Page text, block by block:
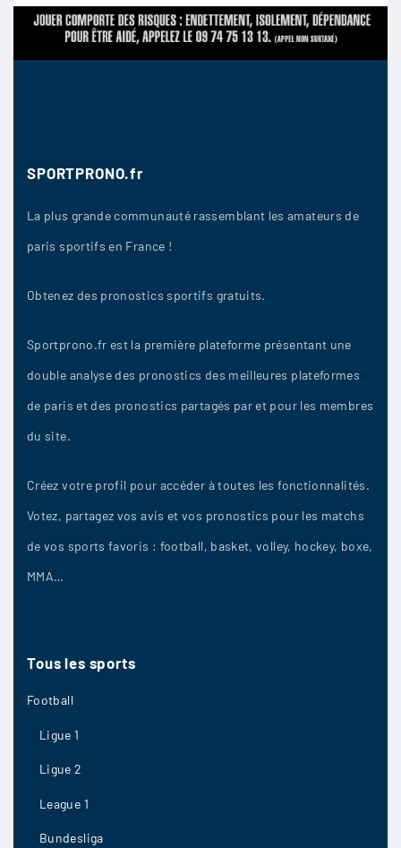
SPORTPRONO.fr
La plus grande communauté rassemblant les amateurs de
paris sportifs en France !
Obtenez des pronostics sportifs gratuits.
Sportprono.fr est la première plateforme présentant une
double analyse des pronostics des meilleures plateformes
de paris et des pronostics partagés par et pour les membres
du site.
Créez votre profil pour accéder à toutes les fonctionnalités.
Votez, partagez vos avis et vos pronostics pour les matchs
de vos sports favoris : football, basket, volley, hockey, boxe,
MMA…
Tous les sports
Football
Ligue 1
Ligue 2
League 1
Bundesliga